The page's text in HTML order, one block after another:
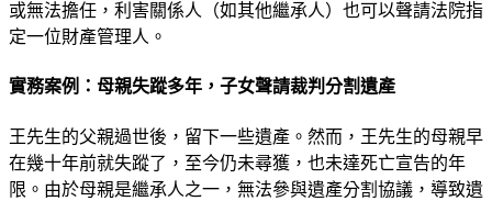
或無法擔任，利害關係人（如其他繼承人）也可以聲請法院指
定一位財產管理人。
實務案例：母親失蹤多年，子女聲請裁判分割遺產
王先生的父親過世後，留下一些遺產。然而，王先生的母親早
在幾十年前就失蹤了，至今仍未尋獲，也未達死亡宣告的年
限。由於母親是繼承人之一，無法參與遺產分割協議，導致遺